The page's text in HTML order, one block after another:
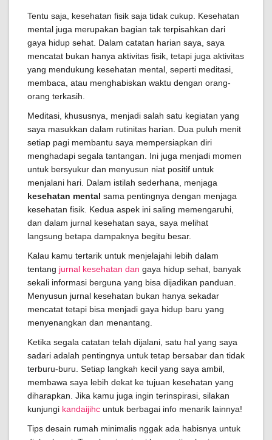
Tentu saja, kesehatan fisik saja tidak cukup. Kesehatan
mental juga merupakan bagian tak terpisahkan dari
gaya hidup sehat. Dalam catatan harian saya, saya
mencatat bukan hanya aktivitas fisik, tetapi juga aktivitas
yang mendukung kesehatan mental, seperti meditasi,
membaca, atau menghabiskan waktu dengan orang-
orang terkasih.
Meditasi, khususnya, menjadi salah satu kegiatan yang
saya masukkan dalam rutinitas harian. Dua puluh menit
setiap pagi membantu saya mempersiapkan diri
menghadapi segala tantangan. Ini juga menjadi momen
untuk bersyukur dan menyusun niat positif untuk
menjalani hari. Dalam istilah sederhana, menjaga
kesehatan mental sama pentingnya dengan menjaga
kesehatan fisik. Kedua aspek ini saling memengaruhi,
dan dalam jurnal kesehatan saya, saya melihat
langsung betapa dampaknya begitu besar.
Kalau kamu tertarik untuk menjelajahi lebih dalam
tentang jurnal kesehatan dan gaya hidup sehat, banyak
sekali informasi berguna yang bisa dijadikan panduan.
Menyusun jurnal kesehatan bukan hanya sekadar
mencatat tetapi bisa menjadi gaya hidup baru yang
menyenangkan dan menantang.
Ketika segala catatan telah dijalani, satu hal yang saya
sadari adalah pentingnya untuk tetap bersabar dan tidak
terburu-buru. Setiap langkah kecil yang saya ambil,
membawa saya lebih dekat ke tujuan kesehatan yang
diharapkan. Jika kamu juga ingin terinspirasi, silakan
kunjungi kandaijihc untuk berbagai info menarik lainnya!
Tips desain rumah minimalis nggak ada habisnya untuk